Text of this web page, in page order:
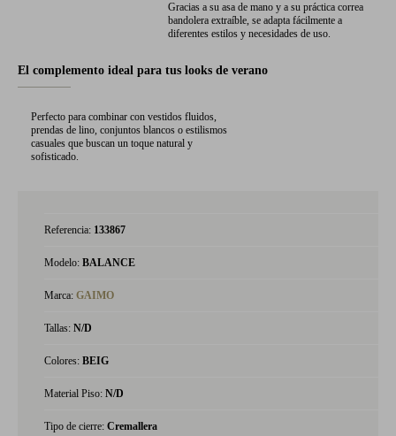
Gracias a su asa de mano y a su práctica correa
bandolera extraíble, se adapta fácilmente a
diferentes estilos y necesidades de uso.
El complemento ideal para tus looks de verano
Perfecto para combinar con vestidos fluidos,
prendas de lino, conjuntos blancos o estilismos
casuales que buscan un toque natural y
sofisticado.
Referencia: 133867
Modelo: BALANCE
Marca: GAIMO
Tallas: N/D
Colores: BEIG
Material Piso: N/D
Tipo de cierre: Cremallera